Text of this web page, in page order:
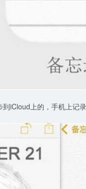
iCloud上的，手机上记